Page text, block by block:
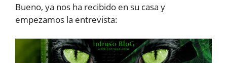
Bueno, ya nos ha recibido en su casa y
empezamos la entrevista: